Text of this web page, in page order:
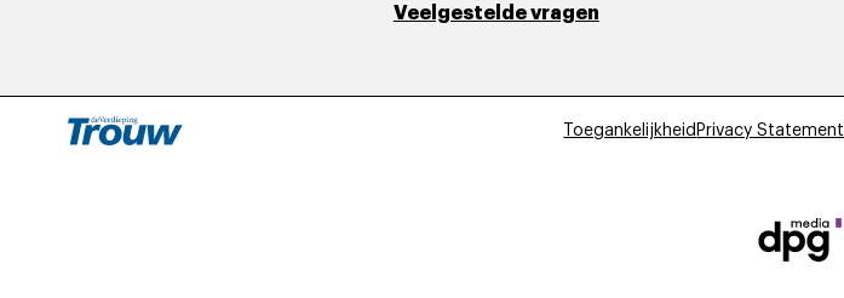
Veelgestelde vragen
Toegankelijkheid Privacy Statement